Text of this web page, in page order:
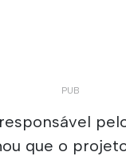
que o